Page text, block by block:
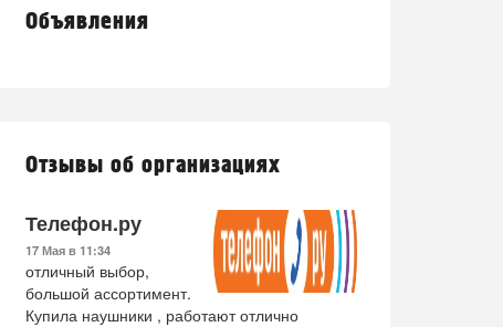
Объявления
Отзывы об организациях
Телефон.ру
17 Мая в 11:34
отличный выбор,
большой ассортимент.
Купила наушники , работают отлично